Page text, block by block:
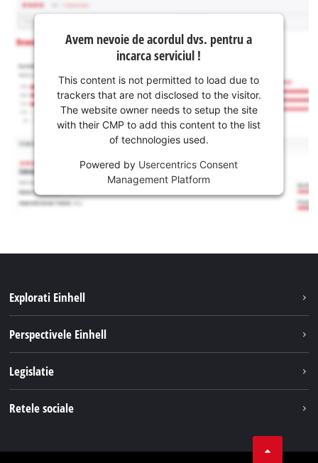
Avem nevoie de acordul dvs. pentru a
incarca serviciul !
This content is not permitted to load due to
trackers that are not disclosed to the visitor.
The website owner needs to setup the site
with their CMP to add this content to the list
of technologies used.
Powered by Usercentrics Consent
Management Platform
Explorati Einhell
Sistemul de acumulatori
Perspectivele Einhell
Einhell in lume
Legislatie
Retele sociale